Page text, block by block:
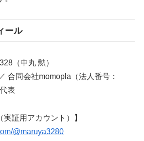
ール
（中丸 勲）
合同会社momopla（法人番号：
表
実証用アカウント）】
@maruya3280